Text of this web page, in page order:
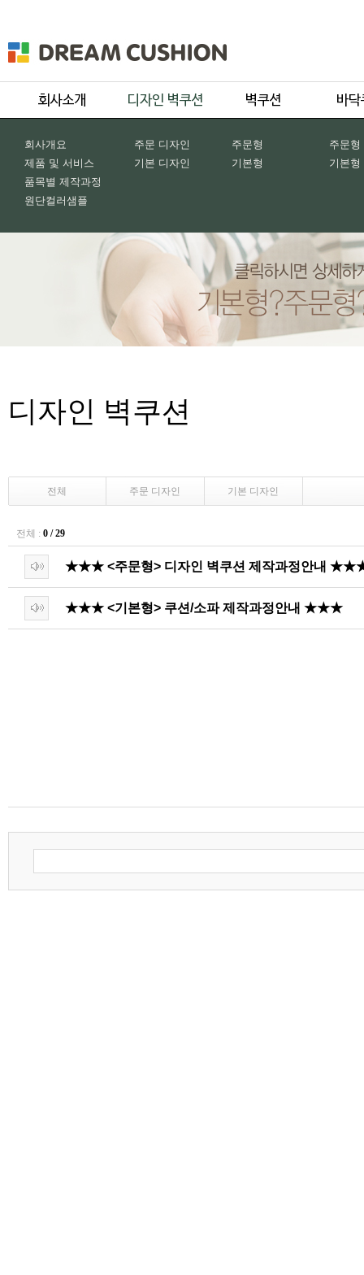
회사개요
제품 및 서비스
품목별 제작과정
원단컬러샘플
주문 디자인
기본 디자인
주문형
기본형
주문형
기본형
디자인 벽쿠션
전체 주문 디자인 기본 디자인
전체 : 0 / 29
★★★ <주문형> 디자인 벽쿠션 제작과정안내
★★★ <기본형> 쿠션/소파 제작과정안내 ★★★